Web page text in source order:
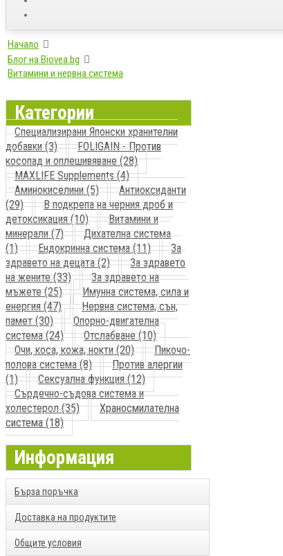
Начало
Блог на Biovea.bg
Витамини и нервна система
Категории
Специализирани Японски хранителни
добавки (3)
FOLIGAIN - Против
косопад и оплешивяване (28)
MAXLIFE Supplements (4)
Аминокиселини (5)
Антиоксиданти
(29)
В подкрепа на черния дроб и
детоксикация (10)
Витамини и
минерали (7)
Дихателна система
(1)
Ендокринна система (11)
За
здравето на децата (2)
За здравето
на жените (33)
За здравето на
мъжете (25)
Имунна система, сила и
енергия (47)
Нервна система, сън,
памет (30)
Опорно-двигателна
система (24)
Отслабване (10)
Очи, коса, кожа, нокти (20)
Пикочо-
полова система (8)
Против алергии
(1)
Сексуална функция (12)
Сърдечно-съдова система и
холестерол (35)
Храносмилателна
система (18)
Информация
Бърза поръчка
Доставка на продуктите
Общите условия